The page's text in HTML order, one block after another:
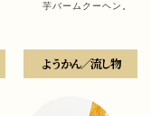
芋バームクーヘン。
ようかん／流し物